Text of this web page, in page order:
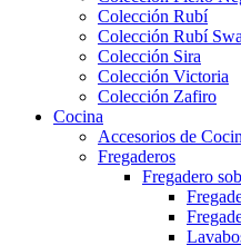
Colección Rubí
Colección Rubí
Colección Sira
Colección Victoria
Colección Zafiro
Cocina
Accesorios de
Fregaderos
Fregadero